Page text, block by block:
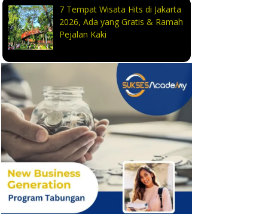
7 Tempat Wisata Hits di Jakarta
2026, Ada yang Gratis & Ramah
Pejalan Kaki